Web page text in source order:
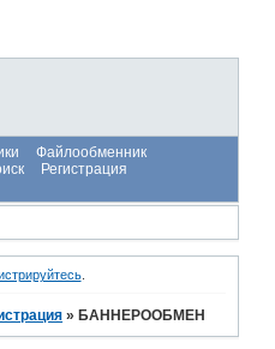
Файлообменник
Регистрация
.
» БАННЕРООБМЕН